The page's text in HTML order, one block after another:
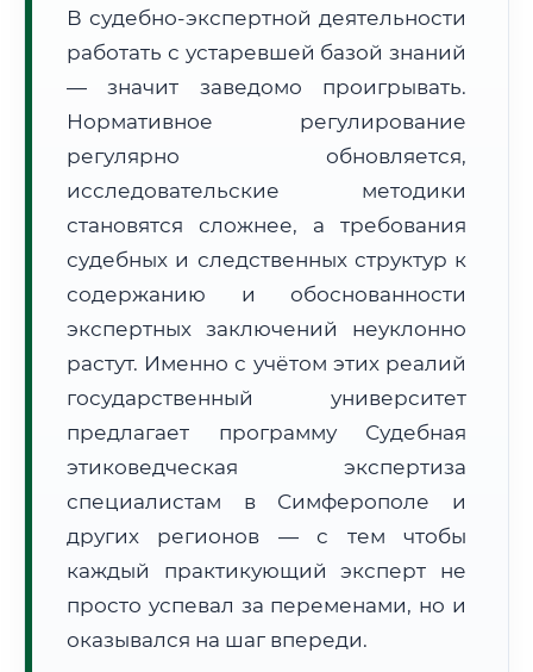
Формат учебы:
Дистанционно
🗺️ Зона обслуживания: г. Симферополь
Расчет логистики оригиналов:
• Маршрут транзита: ~3 582 км
• Экспресс-доставка СДЭК / Почтой:
5–7 рабочих дней
📜 Документы и аккредитация ФИС ФРДО
🔍Нажмите на документ для увеличения и просмотра
В судебно-экспертной деятельности
работать с устаревшей базой знаний
— значит заведомо проигрывать.
Нормативное регулирование
регулярно обновляется,
исследовательские методики
становятся сложнее, а требования
судебных и следственных структур к
содержанию и обоснованности
экспертных заключений неуклонно
растут. Именно с учётом этих реалий
государственный университет
предлагает программу Судебная
этиковедческая экспертиза
специалистам в Симферополе и
других регионов — с тем чтобы
каждый практикующий эксперт не
просто успевал за переменами, но и
оказывался на шаг впереди.